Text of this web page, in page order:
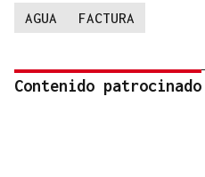
AGUA FACTURA
Contenido patrocinado